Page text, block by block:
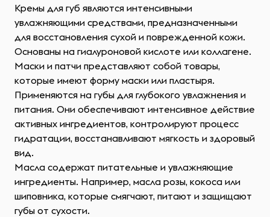
Кремы для губ являются интенсивными
увлажняющими средствами, предназначенными
для восстановления сухой и поврежденной кожи.
Основаны на гиалуроновой кислоте или коллагене.
Маски и патчи представляют собой товары,
которые имеют форму маски или пластыря.
Применяются на губы для глубокого увлажнения и
питания. Они обеспечивают интенсивное действие
активных ингредиентов, контролируют процесс
гидратации, восстанавливают мягкость и здоровый
вид.
Масла содержат питательные и увлажняющие
ингредиенты. Например, масла розы, кокоса или
шиповника, которые смягчают, питают и защищают
губы от сухости.